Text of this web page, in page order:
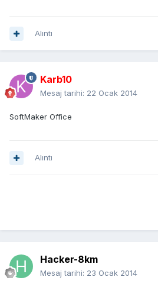
Alıntı
Karb10
Mesaj tarihi: 22 Ocak 2014
SoftMaker Office
Alıntı
Hacker-8km
Mesaj tarihi: 23 Ocak 2014